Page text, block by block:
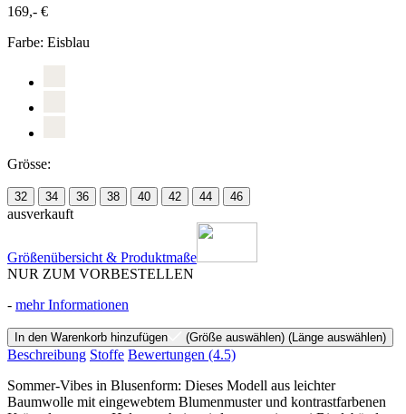
169,- €
Farbe: Eisblau
Grösse:
32 34 36 38 40 42 44 46
ausverkauft
Größenübersicht & Produktmaße
NUR ZUM VORBESTELLEN
- mehr Informationen
In den Warenkorb hinzufügen (Größe auswählen) (Länge auswählen)
Beschreibung Stoffe Bewertungen (4.5)
Sommer-Vibes in Blusenform: Dieses Modell aus leichter
Baumwolle mit eingewebtem Blumenmuster und kontrastfarbenen